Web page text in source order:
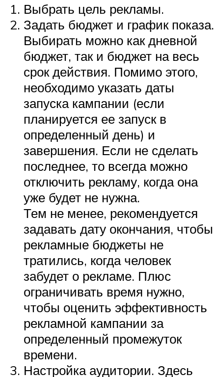
Выбрать цель рекламы.
Задать бюджет и график показа.
Выбирать можно как дневной
бюджет, так и бюджет на весь
срок действия. Помимо этого,
необходимо указать даты
запуска кампании (если
планируется ее запуск в
определенный день) и
завершения. Если не сделать
последнее, то всегда можно
отключить рекламу, когда она
уже будет не нужна.
Тем не менее, рекомендуется
задавать дату окончания, чтобы
рекламные бюджеты не
тратились, когда человек
забудет о рекламе. Плюс
ограничивать время нужно,
чтобы оценить эффективность
рекламной кампании за
определенный промежуток
времени.
Настройка аудитории. Здесь